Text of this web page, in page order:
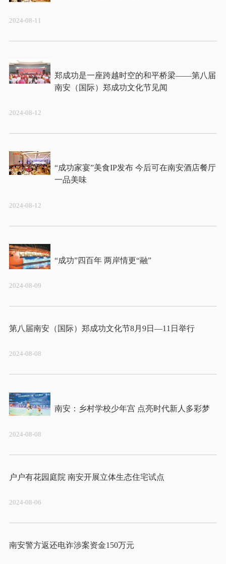
2024-08-11
郑成功是一座跨越时空的和平桥梁——第八届
2024-08-12
“成功家宴”美食IP发布 今后可在南安酒店餐厅
2024-08-12
2024-08-09
第八届南安（国际）郑成功文化节8月9日—11日举行
2024-08-08
2024-08-08
2024-08-06